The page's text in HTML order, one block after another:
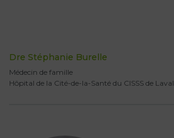
Dre Stéphanie Burelle
Médecin de famille
Hôpital de la Cité-de-la-Santé du CISSS de Laval